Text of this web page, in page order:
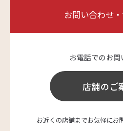
お問い合わせ
お電話でのお問
店舗のご
お近くの店舗までお気軽にお